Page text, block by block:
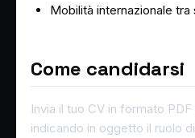
Mobilità internazionale tra
Come candidarsi
Invia il tuo CV in formato PDF
indicando in oggetto il ruolo